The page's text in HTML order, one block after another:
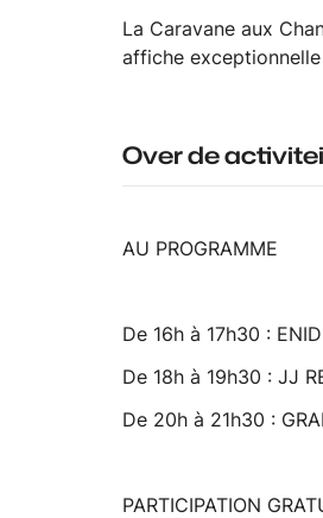
La Caravane aux
affiche
Over de
AU PROGRAMME
De 16h à 17h30 :
De 18h à 19h30 : JJ
De 20h à 21h30 :
PARTICIPATION